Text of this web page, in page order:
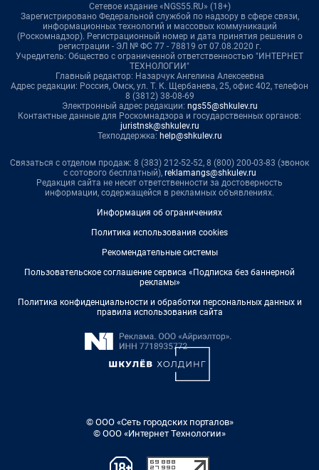
Сетевое издание «NGS55.RU» (18+)
Зарегистрировано Федеральной службой по надзору в сфере связи,
информационных технологий и массовых коммуникаций
(Роскомнадзор). Регистрационный номер и дата принятия решения о
регистрации - ЭЛ № ФС 77 - 78819 от 07.08.2020 г.
Учредитель: Общество с ограниченной ответственностью "ИНТЕРНЕТ
ТЕХНОЛОГИИ"
Главный редактор: Назарчук Ангелина Алексеевна
Адрес редакции: Россия, Омск, ул. Т. К. Щербанева, 25, офис 402, телефон
8 (3812) 38-08-69
Электронный адрес редакции: ngs55@shkulev.ru
Контактные данные для Роскомнадзора и государственных органов:
juristnsk@shkulev.ru
Техподдержка: help@shkulev.ru
Связаться с отделом продаж: 8 (383) 212-52-52, 8 (800) 200-03-83 (звонок
с сотового бесплатный), reklamangs@shkulev.ru
Редакция сайта не несет ответственности за достоверность
информации, содержащейся в рекламных объявлениях.
Информация об ограничениях
Политика использования cookies
Рекомендательные системы
Пользовательское соглашение сервиса «Подписка без баннерной
рекламы»
Политика конфиденциальности и обработки персональных данных и
правила использования сайта
© ООО «Сеть городских порталов»
© ООО «Интернет Технологии»